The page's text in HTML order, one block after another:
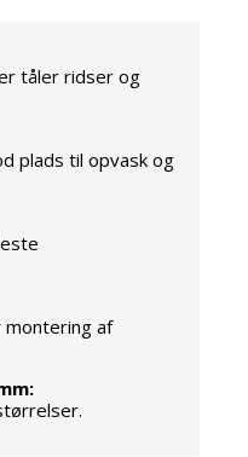
tåler ridser og
plads til opvask og
montering af